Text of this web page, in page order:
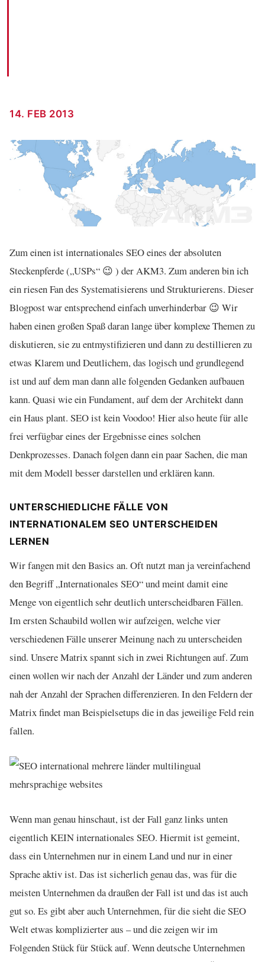
14. FEB 2013
Zum einen ist internationales SEO eines der absoluten
Steckenpferde („USPs“ 😉 ) der AKM3. Zum anderen bin ich
ein riesen Fan des Systematisierens und Strukturierens. Dieser
Blogpost war entsprechend einfach unverhinderbar 😉 Wir
haben einen großen Spaß daran lange über komplexe Themen zu
diskutieren, sie zu entmystifizieren und dann zu destillieren zu
etwas Klarem und Deutlichem, das logisch und grundlegend
ist und auf dem man dann alle folgenden Gedanken aufbauen
kann. Quasi wie ein Fundament, auf dem der Architekt dann
ein Haus plant. SEO ist kein Voodoo! Hier also heute für alle
frei verfügbar eines der Ergebnisse eines solchen
Denkprozesses. Danach folgen dann ein paar Sachen, die man
mit dem Modell besser darstellen und erklären kann.
UNTERSCHIEDLICHE FÄLLE VON
INTERNATIONALEM SEO UNTERSCHEIDEN
LERNEN
Wir fangen mit den Basics an. Oft nutzt man ja vereinfachend
den Begriff „Internationales SEO“ und meint damit eine
Menge von eigentlich sehr deutlich unterscheidbaren Fällen.
Im ersten Schaubild wollen wir aufzeigen, welche vier
verschiedenen Fälle unserer Meinung nach zu unterscheiden
sind. Unsere Matrix spannt sich in zwei Richtungen auf. Zum
einen wollen wir nach der Anzahl der Länder und zum anderen
nah der Anzahl der Sprachen differenzieren. In den Feldern der
Matrix findet man Beispielsetups die in das jeweilige Feld rein
fallen.
Wenn man genau hinschaut, ist der Fall ganz links unten
eigentlich KEIN internationales SEO. Hiermit ist gemeint,
dass ein Unternehmen nur in einem Land und nur in einer
Sprache aktiv ist. Das ist sicherlich genau das, was für die
meisten Unternehmen da draußen der Fall ist und das ist auch
gut so. Es gibt aber auch Unternehmen, für die sieht die SEO
Welt etwas komplizierter aus – und die zeigen wir im
Folgenden Stück für Stück auf. Wenn deutsche Unternehmen